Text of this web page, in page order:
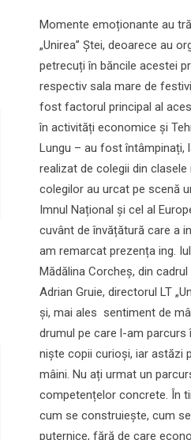
Momente emoționante au
„Unirea” Ștei, deoarece au
petrecuți în băncile acestei
respectiv sala mare de
fost factorul principal al
în activități economice și
Lungu – au fost întâmpinați,
realizat de colegii din
colegilor au urcat pe scenă
Imnul Național și cel al
cuvânt de învățătură care a
am remarcat prezența ing.
Mădălina Corcheș, din
Adrian Gruie, directorul LT
și, mai ales sentiment de
drumul pe care l-am
niște copii curioși, iar astăzi
mâini. Nu ați urmat un
competențelor concrete. În
cum se construiește, cum
puternice, fără de care